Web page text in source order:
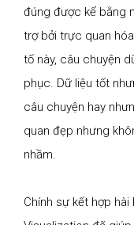
đúng được kể bằng
trợ bởi trực quan
tố này, câu chuyện
phục. Dữ liệu tốt
câu chuyện hay
quan đẹp nhưng
nhầm.
Chính sự kết hợp